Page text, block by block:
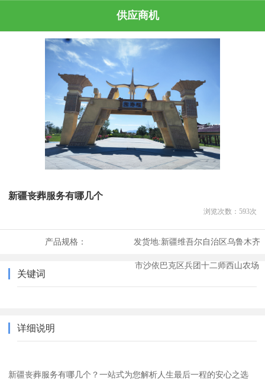
供应商机
新疆丧葬服务有哪几个
浏览次数： 593次
产品规格： 发货地:新疆维吾尔自治区乌鲁木齐
市沙依巴克区兵团十二师西山农场
关键词
详细说明
新疆丧葬服务有哪几个？一站式为您解析人生最后一程的安心之选